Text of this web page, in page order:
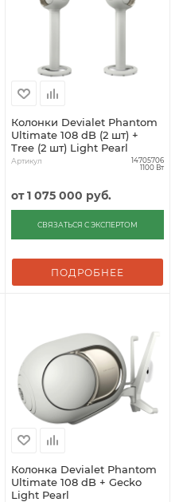
Колонки Devialet Phantom
Ultimate 108 dB (2 шт) +
Tree (2 шт) Light Pearl
Артикул
14705706
1100 Вт
от1 075 000 руб.
СВЯЗАТЬСЯ С ЭКСПЕРТОМ
ПОДРОБНЕЕ
Колонка Devialet Phantom
Ultimate 108 dB + Gecko
Light Pearl